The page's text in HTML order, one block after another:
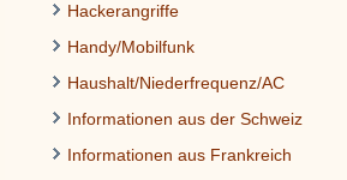
Hackerangriffe
Handy/Mobilfunk
Haushalt/Niederfrequenz/AC
Informationen aus der Schweiz
Informationen aus Frankreich